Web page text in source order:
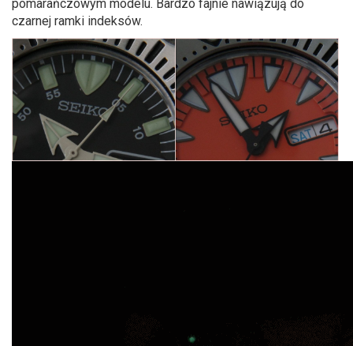
pomarańczowym modelu. Bardzo fajnie nawiązują do
czarnej ramki indeksów.